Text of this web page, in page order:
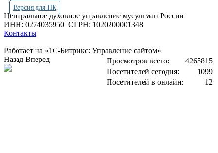
Версия для ПК
Центральное духовное управление мусульман России
ИНН: 0274035950 ОГРН: 1020200001348
Контакты
Работает на «1С-Битрикс: Управление сайтом»
Просмотров всего:
4265815
Посетителей сегодня:
1099
Посетителей в онлайн:
12
Назад Вперед